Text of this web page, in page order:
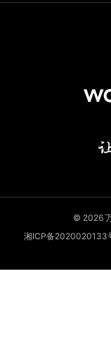
© 2026
湘ICP备2020020133